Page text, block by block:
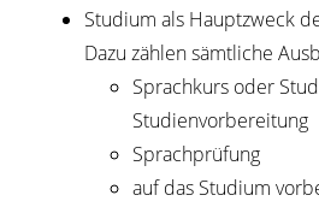
Studium als Hauptzweck
Dazu zählen sämtliche
Sprachkurs oder
Studienvorbereitung
Sprachprüfung
auf das Studium